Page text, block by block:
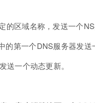
区域名称，发送一个NS
第一个DNS服务器发送
送一个动态更新。